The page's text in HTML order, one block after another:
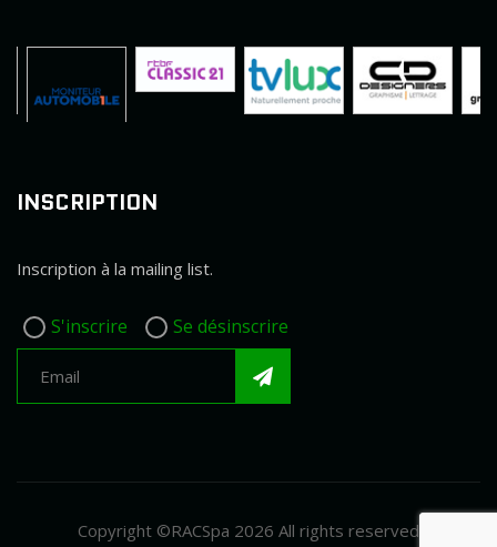
INSCRIPTION
Inscription à la mailing list.
S'inscrire Se désinscrire
Copyright ©RACSpa 2026 All rights reserved